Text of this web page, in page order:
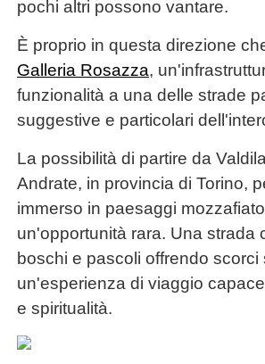
pochi altri possono vantare.
È proprio in questa direzione
Galleria Rosazza,
funzionalità a una delle strade
suggestive e particolari
La possibilità di partire da
Andrate, in provincia di Torino,
immerso in paesaggi
un'opportunità rara. Una strada
boschi e pascoli offrendo scorci
un'esperienza di viaggio
e spiritualità.